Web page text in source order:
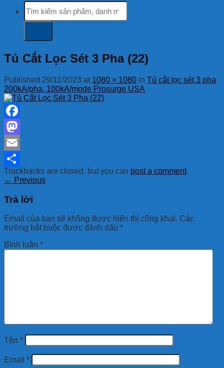
Tìm
kiếm:
Tủ Cắt Lọc Sét 3 Pha (22)
Published 29/11/2023 at 1080 × 1080 in Tủ cắt lọc sét 3 pha
200kA/pha, 100kA/mode Prosurge USA
Facebook
Mastodon
Email
Share
Trackbacks are closed, but you can post a comment.
← Previous
Trả lời
Email của bạn sẽ không được hiển thị công khai. Các
trường bắt buộc được đánh dấu *
Bình luận *
Tên *
Email *